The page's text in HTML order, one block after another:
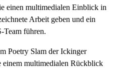
einen multimedialen Einblick in
Arbeit geben und ein
führen.
Poetry Slam der Ickinger
einem multimedialen Rückblick